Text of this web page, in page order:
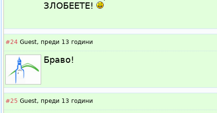
ЗЛОБЕЕТЕ!
#24 Guest, преди 13 години
Браво!
#25 Guest, преди 13 години